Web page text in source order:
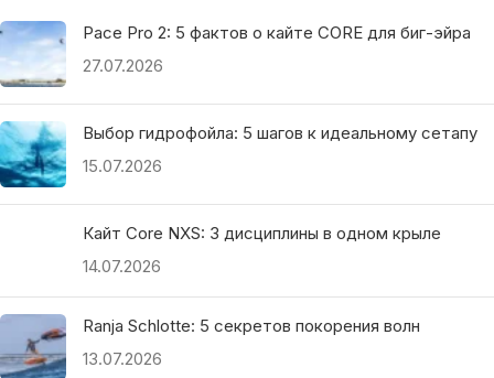
Pace Pro 2: 5 фактов о кайте CORE для биг-эйра
27.07.2026
Выбор гидрофойла: 5 шагов к идеальному сетапу
15.07.2026
Кайт Core NXS: 3 дисциплины в одном крыле
14.07.2026
Ranja Schlotte: 5 секретов покорения волн
13.07.2026